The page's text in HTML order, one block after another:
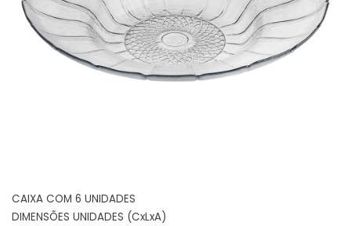
CAIXA COM 6 UNIDADES
DIMENSÕES UNIDADES (CxLxA)